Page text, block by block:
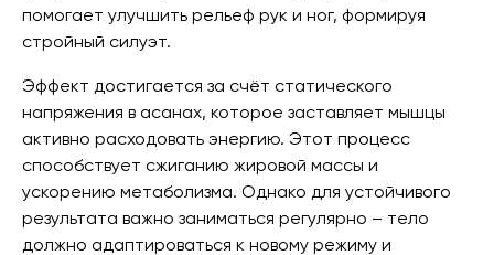
помогает улучшить рельеф рук и ног, формируя
стройный силуэт.
Эффект достигается за счёт статического
напряжения в асанах, которое заставляет мышцы
активно расходовать энергию. Этот процесс
способствует сжиганию жировой массы и
ускорению метаболизма. Однако для устойчивого
результата важно заниматься регулярно – тело
должно адаптироваться к новому режиму и